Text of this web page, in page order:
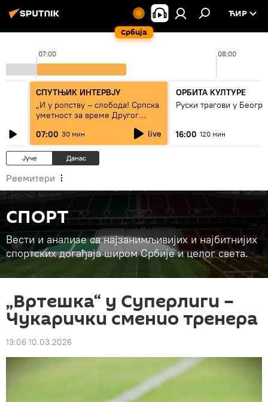
Србија
ЋИР
07:00 08:00
СПУТЊИК ИНТЕРВЈУ
„И у ропству – слобода! Српска
уметност за време Другог
07:00 30 мин live
ОРБИТА КУЛТУРЕ
Руски трагови у
16:00 120 мин
Јуче Данас
Реемитери
СПОРТ
Вести и анализе са најзанимљивијих и најбитнијих
спортских догађаја широм Србије и целог света.
„Вртешка“ у Суперлиги –
Чукарички сменио тренера
13:06 10.03.2026